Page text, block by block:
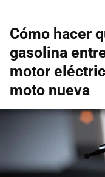
Cómo hacer
gasolina
motor
moto nueva